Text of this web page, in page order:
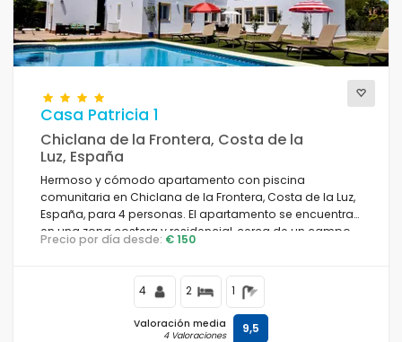
Casa Patricia 1
Chiclana de la Frontera, Costa de la
Luz, España
Hermoso y cómodo apartamento con piscina
comunitaria en Chiclana de la Frontera, Costa de la Luz,
España, para 4 personas. El apartamento se encuentra
en una zona costera y residencial, cerca de un campo
de golf y a 4 km de El Colorado.
Precio por día desde: € 150
4 2 1
Valoración media
4 Valoraciones 9,5